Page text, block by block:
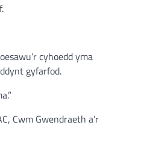
cyhoedd yma
gyfarfod.
Cwm Gwendraeth a’r